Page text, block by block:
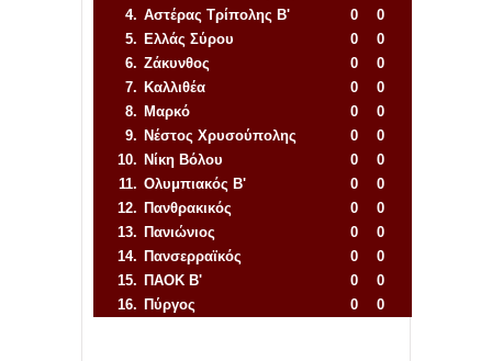
4. Αστέρας Τρίπολης Β' 0
0
5. Ελλάς Σύρου 0
0
6. Ζάκυνθος 0
0
7. Καλλιθέα 0
0
8. Μαρκό 0
0
9. Νέστος Χρυσούπολης 0
0
10. Νίκη Βόλου 0
0
11. Ολυμπιακός Β' 0
0
12. Πανθρακικός 0
0
13. Πανιώνιος 0
0
14. Πανσερραϊκός 0
0
15. ΠΑΟΚ Β' 0
0
16. Πύργος 0
0